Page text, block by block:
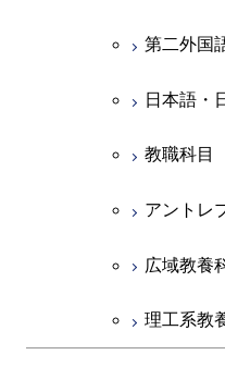
共通専門
第二外国
日本語・
教職科目
アントレ
広域教養
理工系教